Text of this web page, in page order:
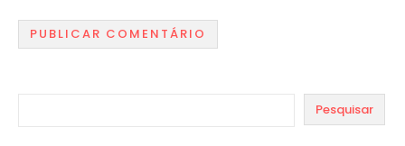
Pesquisar